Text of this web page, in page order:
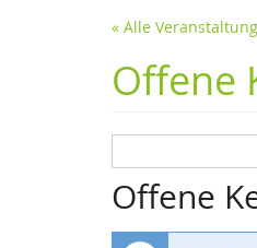
« Alle
Offene
Offene